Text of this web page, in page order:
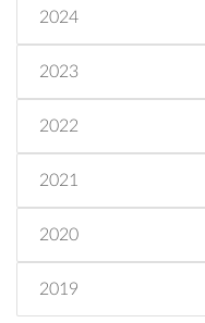
2024
2023
2022
2021
2020
2019